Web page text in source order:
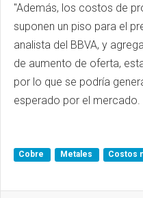
"Además, los costos de
suponen un piso para el
analista del BBVA, y
de aumento de oferta,
por lo que se podría
esperado por el mercado.
Cobre Metales Costos